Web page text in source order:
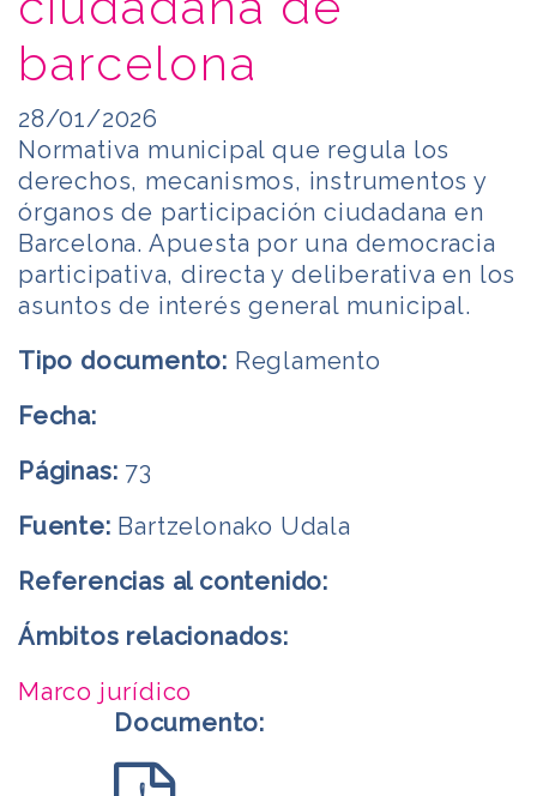
barcelona
28/01/2026
Normativa municipal que regula los
derechos, mecanismos, instrumentos y
órganos de participación ciudadana en
Barcelona. Apuesta por una democracia
participativa, directa y deliberativa en los
asuntos de interés general municipal.
Tipo documento: Reglamento
Fecha:
Páginas: 73
Fuente: Bartzelonako Udala
Referencias al contenido:
Ámbitos relacionados:
Marco jurídico
Documento: